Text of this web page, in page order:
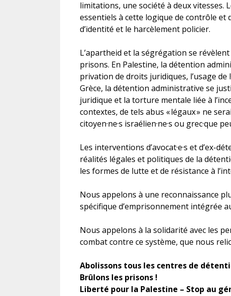
limitations, une société à deux vitesses.
essentiels à cette logique de contrôle
d’identité et le harcèlement policier.
L’apartheid et la ségrégation se
prisons. En Palestine, la détention
privation de droits juridiques, l’usage
Grèce, la détention administrative se
juridique et la torture mentale liée à
contextes, de tels abus « légaux » ne
citoyen·ne·s israélien·ne·s ou grec·que
Les interventions d’avocat·e·s et d’ex-
réalités légales et politiques de la
les formes de lutte et de résistance à
Nous appelons à une reconnaissance
spécifique d’emprisonnement intégrée
Nous appelons à la solidarité avec les
combat contre ce système, que nous
Abolissons tous les centres de
Brûlons les prisons !
Liberté pour la Palestine – Stop au